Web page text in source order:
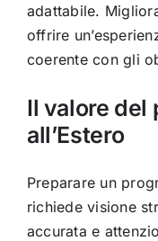
adattabile.
offrire
coerente con gli
Il valore del
all’Estero
Preparare un
richiede visione
accurata e